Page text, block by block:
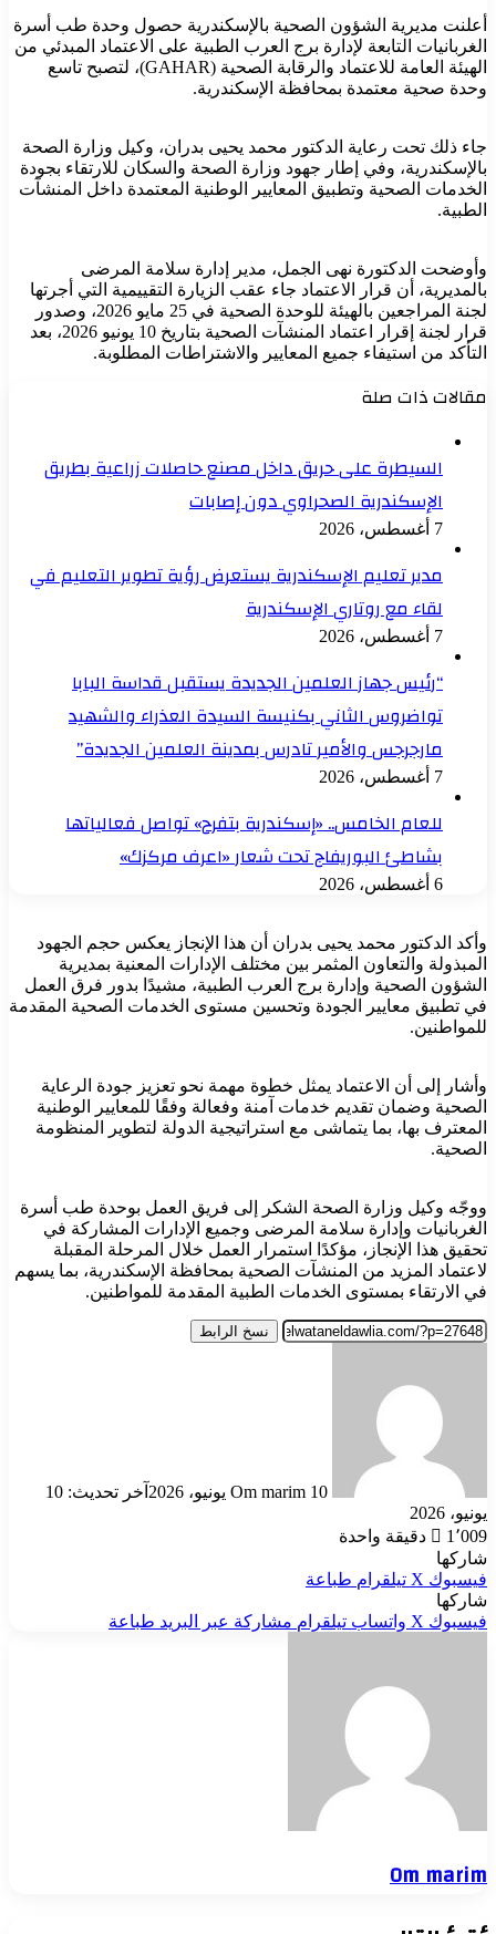
أعلنت مديرية الشؤون الصحية بالإسكندرية حصول وحدة طب أسرة
الغربانيات التابعة لإدارة برج العرب الطبية على الاعتماد المبدئي من
الهيئة العامة للاعتماد والرقابة الصحية (GAHAR)، لتصبح تاسع
وحدة صحية معتمدة بمحافظة الإسكندرية.
جاء ذلك تحت رعاية الدكتور محمد يحيى بدران، وكيل وزارة الصحة
بالإسكندرية، وفي إطار جهود وزارة الصحة والسكان للارتقاء بجودة
الخدمات الصحية وتطبيق المعايير الوطنية المعتمدة داخل المنشآت
الطبية.
وأوضحت الدكتورة نهى الجمل، مدير إدارة سلامة المرضى
بالمديرية، أن قرار الاعتماد جاء عقب الزيارة التقييمية التي أجرتها
لجنة المراجعين بالهيئة للوحدة الصحية في 25 مايو 2026، وصدور
قرار لجنة إقرار اعتماد المنشآت الصحية بتاريخ 10 يونيو 2026، بعد
التأكد من استيفاء جميع المعايير والاشتراطات المطلوبة.
مقالات ذات صلة
السيطرة على حريق داخل مصنع حاصلات زراعية بطريق
الإسكندرية الصحراوي دون إصابات
7 أغسطس، 2026
مدير تعليم الإسكندرية يستعرض رؤية تطوير التعليم في
لقاء مع روتاري الإسكندرية
7 أغسطس، 2026
“رئيس جهاز العلمين الجديدة يستقبل قداسة البابا
تواضروس الثاني بكنيسة السيدة العذراء والشهيد
مارجرجس والأمير تادرس بمدينة العلمين الجديدة”
7 أغسطس، 2026
للعام الخامس.. «إسكندرية بتفرح» تواصل فعالياتها
بشاطئ البوريفاج تحت شعار «اعرف مركزك»
6 أغسطس، 2026
وأكد الدكتور محمد يحيى بدران أن هذا الإنجاز يعكس حجم الجهود
المبذولة والتعاون المثمر بين مختلف الإدارات المعنية بمديرية
الشؤون الصحية وإدارة برج العرب الطبية، مشيدًا بدور فرق العمل
في تطبيق معايير الجودة وتحسين مستوى الخدمات الصحية المقدمة
للمواطنين.
وأشار إلى أن الاعتماد يمثل خطوة مهمة نحو تعزيز جودة الرعاية
الصحية وضمان تقديم خدمات آمنة وفعالة وفقًا للمعايير الوطنية
المعترف بها، بما يتماشى مع استراتيجية الدولة لتطوير المنظومة
الصحية.
ووجّه وكيل وزارة الصحة الشكر إلى فريق العمل بوحدة طب أسرة
الغربانيات وإدارة سلامة المرضى وجميع الإدارات المشاركة في
تحقيق هذا الإنجاز، مؤكدًا استمرار العمل خلال المرحلة المقبلة
لاعتماد المزيد من المنشآت الصحية بمحافظة الإسكندرية، بما يسهم
في الارتقاء بمستوى الخدمات الطبية المقدمة للمواطنين.
نسخ الرابط
Om marim 10 يونيو، 2026
آخر تحديث: 10
يونيو، 2026
1٬009
دقيقة واحدة
شاركها
فيسبوك ‫X تيلقرام طباعة
شاركها
فيسبوك ‫X واتساب تيلقرام مشاركة عبر البريد طباعة
Om marim